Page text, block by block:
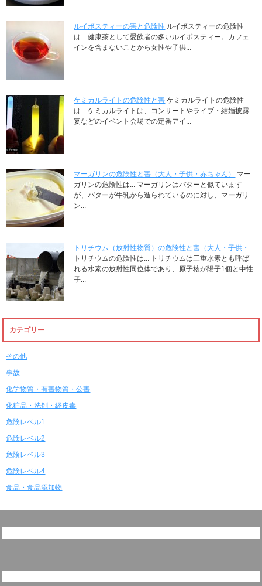
ルイボスティーの害と危険性 ルイボスティーの危険性
は... 健康茶として愛飲者の多いルイボスティー。カフェ
インを含まないことから女性や子供...
ケミカルライトの危険性と害 ケミカルライトの危険性
は... ケミカルライトは、コンサートやライブ・結婚披露
宴などのイベント会場での定番アイ...
マーガリンの危険性と害（大人・子供・赤ちゃん）
マー
ガリンの危険性は... マーガリンはバターと似ています
が、バターが牛乳から造られているのに対し、マーガリ
ン...
トリチウム（放射性物質）の危険性と害（大人・子供・...
トリチウムの危険性は... トリチウムは三重水素とも呼ば
れる水素の放射性同位体であり、原子核が陽子1個と中性
子...
カテゴリー
その他
事故
化学物質・有害物質・公害
化粧品・洗剤・経皮毒
危険レベル1
危険レベル2
危険レベル3
危険レベル4
食品・食品添加物